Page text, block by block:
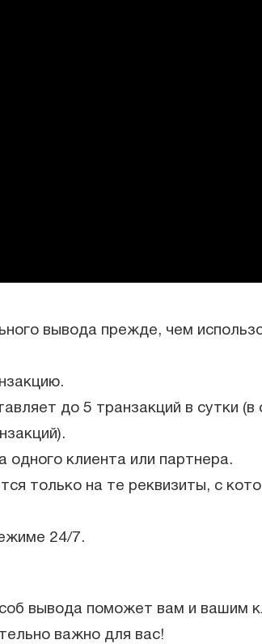
вывода прежде, чем
до 5 транзакций в сутки
одного клиента или партнера.
только на те реквизиты, с
24/7.
вывода поможет вам и вашим
важно для вас!